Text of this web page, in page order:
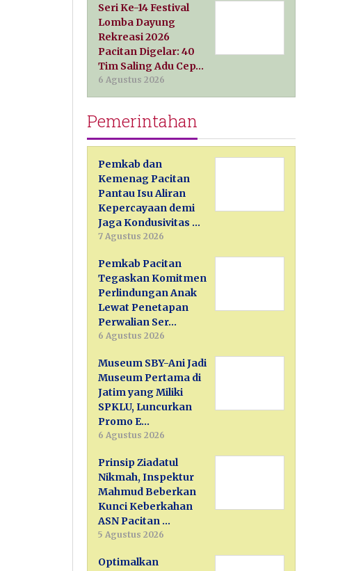
Seri Ke-14 Festival
Lomba Dayung
Rekreasi 2026
Pacitan Digelar: 40
Tim Saling Adu Cep…
6 Agustus 2026
Pemerintahan
Pemkab dan
Kemenag Pacitan
Pantau Isu Aliran
Kepercayaan demi
Jaga Kondusivitas …
7 Agustus 2026
Pemkab Pacitan
Tegaskan Komitmen
Perlindungan Anak
Lewat Penetapan
Perwalian Ser…
6 Agustus 2026
Museum SBY-Ani Jadi
Museum Pertama di
Jatim yang Miliki
SPKLU, Luncurkan
Promo E…
6 Agustus 2026
Prinsip Ziadatul
Nikmah, Inspektur
Mahmud Beberkan
Kunci Keberkahan
ASN Pacitan …
5 Agustus 2026
Optimalkan